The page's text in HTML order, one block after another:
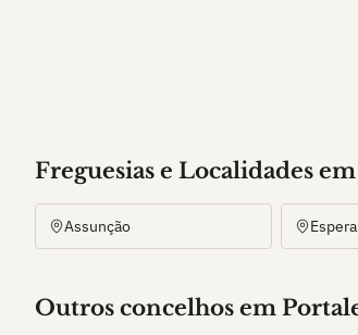
Freguesias e Localidades
Assunção
Outros concelhos em